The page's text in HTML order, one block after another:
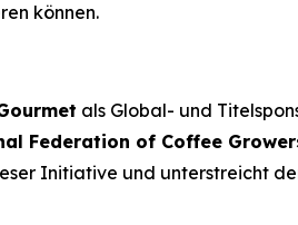
können.
als Global- und
Federation of Coffee
Initiative und unterstreicht